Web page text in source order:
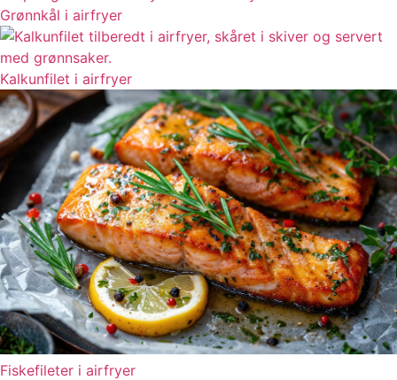
Grønnkål i airfryer
Kalkunfilet i airfryer
Fiskefileter i airfryer